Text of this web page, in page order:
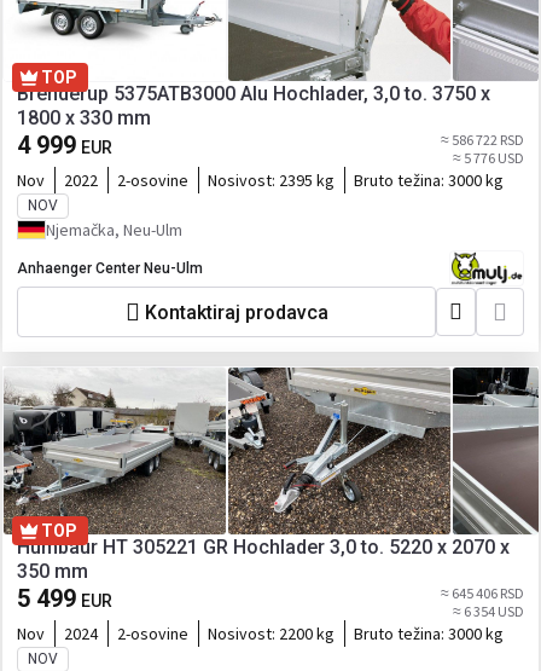
TOP
Brenderup 5375ATB3000 Alu Hochlader, 3,0 to. 3750 x
1800 x 330 mm
4 999 EUR
≈ 586 722 RSD
≈ 5 776 USD
Nov 2022 2-osovine Nosivost: 2395 kg Bruto težina: 3000 kg
NOV
Njemačka, Neu-Ulm
Anhaenger Center Neu-Ulm
Kontaktiraj prodavca
TOP
Humbaur HT 305221 GR Hochlader 3,0 to. 5220 x 2070 x
350 mm
5 499 EUR
≈ 645 406 RSD
≈ 6 354 USD
Nov 2024 2-osovine Nosivost: 2200 kg Bruto težina: 3000 kg
NOV